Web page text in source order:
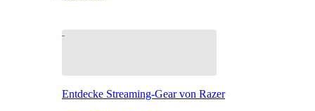
Entdecke Streaming-Gear von Razer